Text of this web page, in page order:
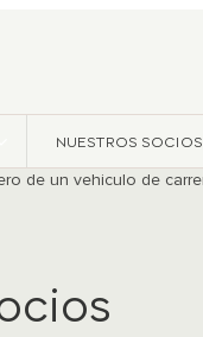
NUESTROS SOCIOS